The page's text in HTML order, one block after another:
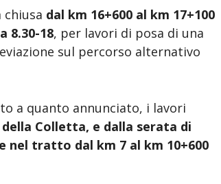
chiusa dal km 16+600 al km 17+100
8.30-18, per lavori di posa di una
sul percorso alternativo
a quanto annunciato, i lavori
della Colletta, e dalla serata di
nel tratto dal km 7 al km 10+600